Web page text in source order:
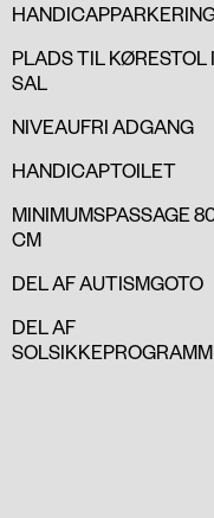
PLADS TIL KØRESTOL I
SAL
NIVEAUFRI ADGANG
HANDICAPTOILET
MINIMUMSPASSAGE
CM
DEL AF AUTISMGOTO
DEL AF